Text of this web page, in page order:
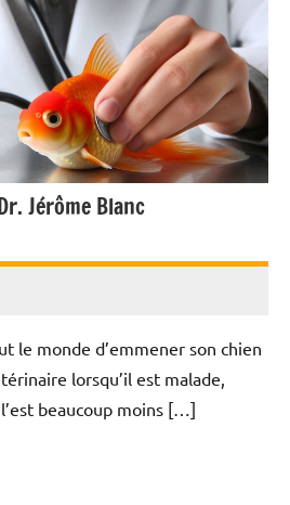
Jérôme Blanc
le monde d’emmener son chien
lorsqu’il est malade,
beaucoup moins […]